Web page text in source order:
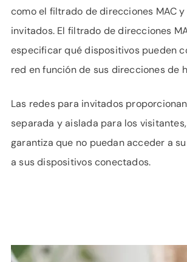
como el filtrado de direcciones MAC
invitados. El filtrado de direcciones
especificar qué dispositivos pueden
red en función de sus direcciones de
Las redes para invitados
separada y aislada para los
garantiza que no puedan acceder a
a sus dispositivos conectados.